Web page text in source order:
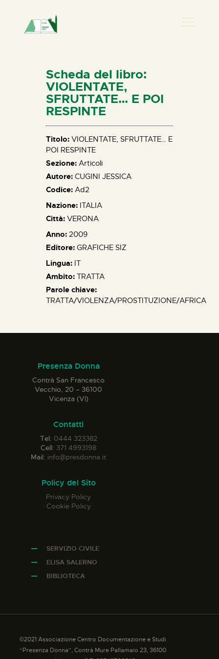
HOME
CHI SIAMO
NEWS
PERCORSI
ELISA SALERNO
CONTATTI
Scheda del libro:
VIOLENTATE,
SFRUTTATE… E POI
RESPINTE
Titolo: VIOLENTATE, SFRUTTATE… E
POI RESPINTE
Sezione: Articoli
Autore: CUGINI JESSICA
Codice: Ad2
Nazione: ITALIA
Città: VERONA
Anno: 2009
Editore: GRAFICHE SIZ
Lingua: IT
Ambito: TRATTA
Parole chiave:
TRATTA/VIOLENZA/PROSTITUZIONE/AFRICA
Presenza Donna
Contrà San Francesco
Vecchio, 20 – 36100
Vicenza (VI)
Contatti
Tel: 0444 323382
Cell: 371 4993198
Mail: info@presdonna.it
Policy del Sito
Privacy Policy
Cookie Policy
SERVIZIO CIVILE
ELISA SALERNO
BIBLIOTECA
©2021 Associazione Centro Documentazione e Studi
“Presenza Donna”, Contrà Mure Pallamaio 23, 36100